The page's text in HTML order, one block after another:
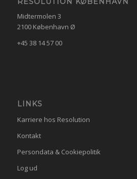
Midtermolen 3
2100 København Ø
+45 38 14 57 00
LINKS
Karriere hos Resolution
Kontakt
Persondata & Cookiepolitik
Log ud